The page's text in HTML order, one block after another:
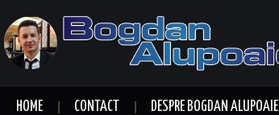
HOME CONTACT DESPRE BOGDAN ALUPOAIE